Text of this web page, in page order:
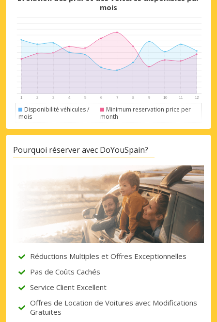
mois
Disponibilité véhicules /
mois
Minimum reservation price per
month
Pourquoi réserver avec DoYouSpain?
Réductions Multiples et Offres Exceptionnelles
Pas de Coûts Cachés
Service Client Excellent
Offres de Location de Voitures avec Modifications
Gratuites